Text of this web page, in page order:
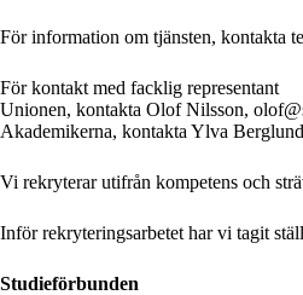
För information om tjänsten, kontakta
För kontakt med facklig representant
Unionen, kontakta Olof Nilsson,
Akademikerna, kontakta Ylva
Vi rekryterar utifrån kompetens och
Inför rekryteringsarbetet har vi tagit
Studieförbunden